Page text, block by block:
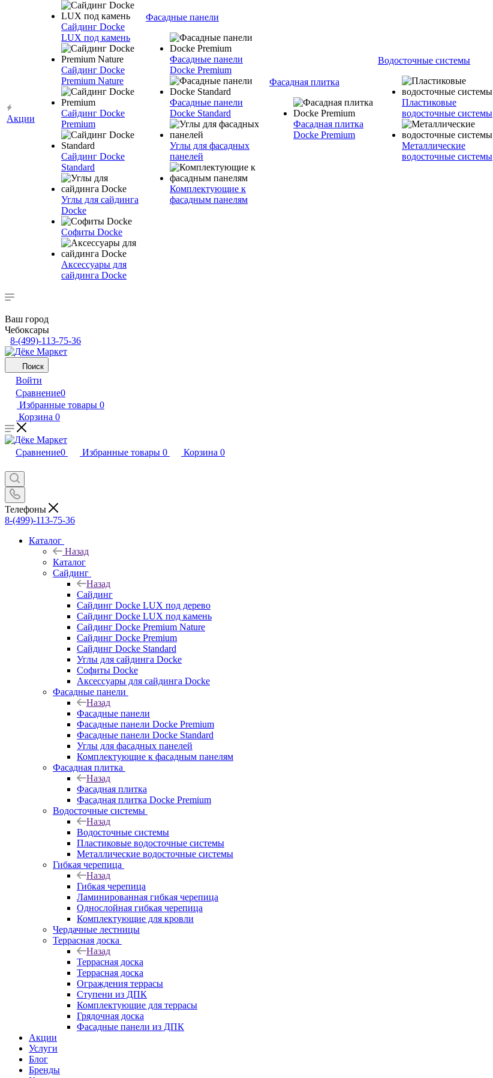
Акции
Сайдинг Docke
LUX под камень
Сайдинг Docke
Premium Nature
Сайдинг Docke
Premium
Сайдинг Docke
Standard
Углы для сайдинга
Docke
Софиты Docke
Аксессуары для
сайдинга Docke
Фасадные панели
Фасадные панели
Docke Premium
Фасадные панели
Docke Standard
Углы для фасадных
панелей
Комплектующие к
фасадным панелям
Фасадная плитка
Фасадная плитка
Docke Premium
Водосточные системы
Пластиковые
водосточные системы
Металлические
водосточные системы
Ваш город
Чебоксары
8-(499)-113-75-36
Поиск
Войти
Сравнение0
Избранные товары 0
Корзина 0
Сравнение0 Избранные товары 0 Корзина 0
Телефоны
8-(499)-113-75-36
Каталог
Назад
Каталог
Сайдинг
Назад
Сайдинг
Сайдинг Docke LUX под дерево
Сайдинг Docke LUX под камень
Сайдинг Docke Premium Nature
Сайдинг Docke Premium
Сайдинг Docke Standard
Углы для сайдинга Docke
Софиты Docke
Аксессуары для сайдинга Docke
Фасадные панели
Назад
Фасадные панели
Фасадные панели Docke Premium
Фасадные панели Docke Standard
Углы для фасадных панелей
Комплектующие к фасадным панелям
Фасадная плитка
Назад
Фасадная плитка
Фасадная плитка Docke Premium
Водосточные системы
Назад
Водосточные системы
Пластиковые водосточные системы
Металлические водосточные системы
Гибкая черепица
Назад
Гибкая черепица
Ламинированная гибкая черепица
Однослойная гибкая черепица
Комплектующие для кровли
Чердачные лестницы
Террасная доска
Назад
Террасная доска
Террасная доска
Ограждения террасы
Ступени из ДПК
Комплектующие для террасы
Грядочная доска
Фасадные панели из ДПК
Акции
Услуги
Блог
Бренды